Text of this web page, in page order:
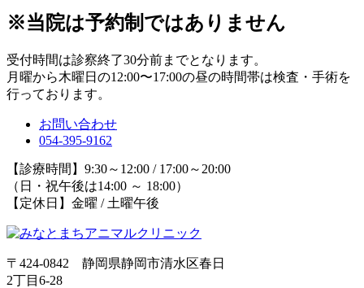
※当院は予約制ではありません
受付時間は診察終了30分前までとなります。
月曜から木曜日の12:00〜17:00の昼の時間帯は検査・手術を
行っております。
お問い合わせ
054-395-9162
【診療時間】9:30～12:00 / 17:00～20:00
（日・祝午後は14:00 ～ 18:00）
【定休日】金曜 / 土曜午後
〒424-0842 静岡県静岡市清水区春日
2丁目6-28